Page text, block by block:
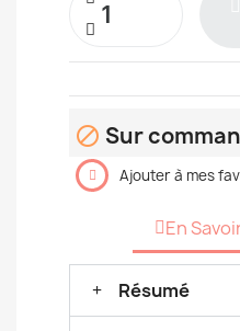
 Sur
Ajouter à mes
En
Résumé